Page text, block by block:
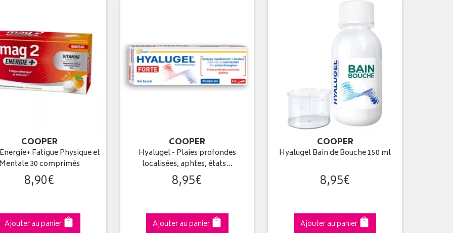
COOPER
Fatigue Physique et
30 comprimés
8,90€
Ajouter au panier
COOPER
Hyalugel - Plaies profondes
localisées, aphtes, états…
8,95€
Ajouter au panier
COOPER
Hyalugel Bain de Bouche 150 ml
8,95€
Ajouter au panier